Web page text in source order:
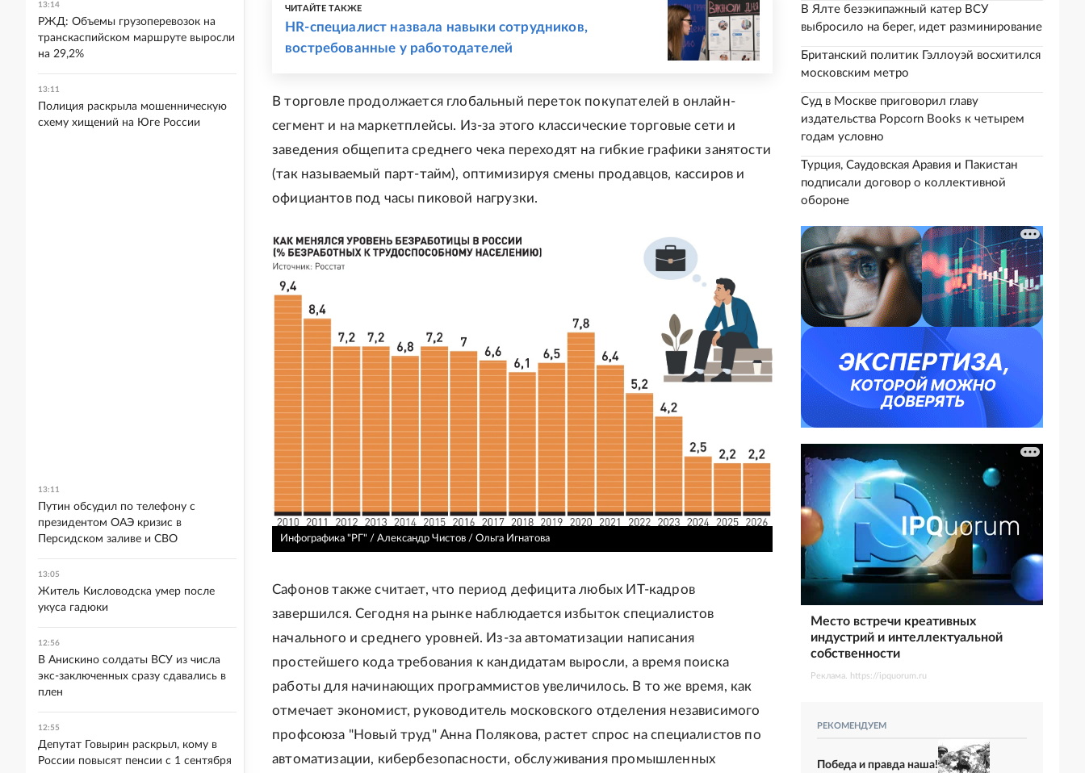
ЧИТАЙТЕ ТАКЖЕ
HR-специалист назвала навыки сотрудников,
востребованные у работодателей
В торговле продолжается глобальный переток покупателей в онлайн-
сегмент и на маркетплейсы. Из-за этого классические торговые сети и
заведения общепита среднего чека переходят на гибкие графики занятости
(так называемый парт-тайм), оптимизируя смены продавцов, кассиров и
официантов под часы пиковой нагрузки.
Инфографика "РГ" / Александр Чистов / Ольга Игнатова
Сафонов также считает, что период дефицита любых ИТ-кадров
завершился. Сегодня на рынке наблюдается избыток специалистов
начального и среднего уровней. Из-за автоматизации написания
простейшего кода требования к кандидатам выросли, а время поиска
работы для начинающих программистов увеличилось. В то же время, как
отмечает экономист, руководитель московского отделения независимого
профсоюза "Новый труд" Анна Полякова, растет спрос на специалистов по
автоматизации, кибербезопасности, обслуживания промышленных
В Ялте безэкипажный катер ВСУ
выбросило на берег, идет разминирование
Британский политик Гэллоуэй восхитился
московским метро
Суд в Москве приговорил главу
издательства Popcorn Books к четырем
годам условно
Турция, Саудовская Аравия и Пакистан
подписали договор о коллективной
обороне
Место встречи креативных
индустрий и интеллектуальной
собственности
Реклама. https://ipquorum.ru
РЕКОМЕНДУЕМ
Победа и правда наша!
13:14
РЖД: Объемы грузоперевозок на
транскаспийском маршруте выросли
на 29,2%
13:11
Полиция раскрыла мошенническую
схему хищений на Юге России
13:11
Путин обсудил по телефону с
президентом ОАЭ кризис в
Персидском заливе и СВО
13:05
Житель Кисловодска умер после
укуса гадюки
12:56
В Анискино солдаты ВСУ из числа
экс-заключенных сразу сдавались в
плен
12:55
Депутат Говырин раскрыл, кому в
России повысят пенсии с 1 сентября